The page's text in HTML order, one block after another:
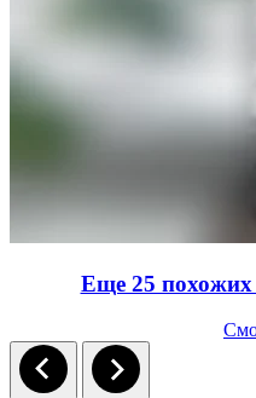
Еще 25 похожих